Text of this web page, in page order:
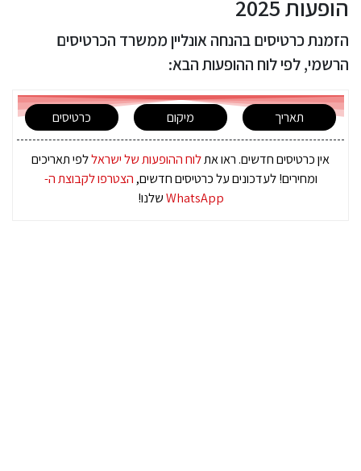
הופעות 2025
הזמנת כרטיסים בהנחה אונליין ממשרד הכרטיסים
הרשמי, לפי לוח ההופעות הבא:
תאריך מיקום כרטיסים
אין כרטיסים חדשים. ראו אתלוח ההופעות של ישראללפי תאריכים
ומחירים! לעדכונים על כרטיסים חדשים, הצטרפו לקבוצת ה-
WhatsAppשלנו!